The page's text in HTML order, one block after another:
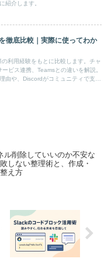
紹介します。
徹底比較｜実際に使ってわか
利用経験をもとに比較します。チャ
ビス連携、Teamsとの違いを解説。
由や、Discordがコミュニティで支持
ル削除していいのか不安な
しない整理術と、作成・
え方